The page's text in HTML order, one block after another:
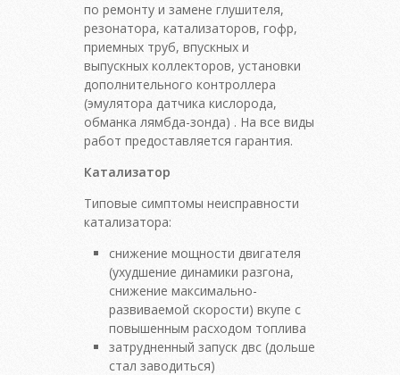
по ремонту и замене глушителя,
резонатора, катализаторов, гофр,
приемных труб, впускных и
выпускных коллекторов, установки
дополнительного контроллера
(эмулятора датчика кислорода,
обманка лямбда-зонда) . На все виды
работ предоставляется гарантия.
Катализатор
Типовые симптомы неисправности
катализатора:
снижение мощности двигателя
(ухудшение динамики разгона,
снижение максимально-
развиваемой скорости) вкупе с
повышенным расходом топлива
затрудненный запуск двс (дольше
стал заводиться)